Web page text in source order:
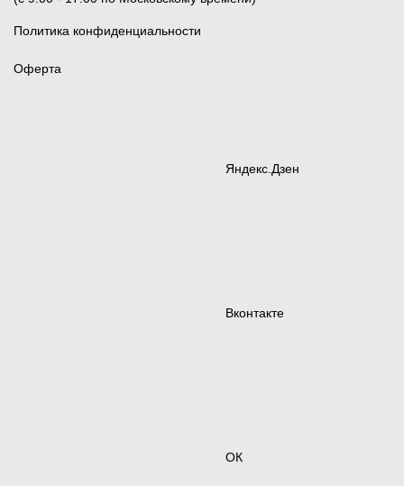
Политика конфиденциальности
Оферта
Яндекс.Дзен
Вконтакте
ОК